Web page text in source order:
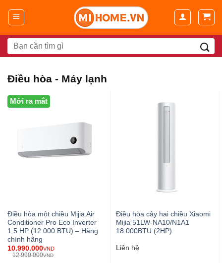
đến
dungSearch
for:
Điều hòa - Máy lạnh
Mới ra mắt
Điều hòa một chiều Mijia Air
Conditioner Pro Eco Inverter
1.5 HP (12.000 BTU) – Hàng
chính hãng
10.990.000VND
12.990.000VND
Điều hòa cây hai chiều Xiaomi
Mijia 51LW-NA10/N1A1
18.000BTU (2HP)
Liên hệ